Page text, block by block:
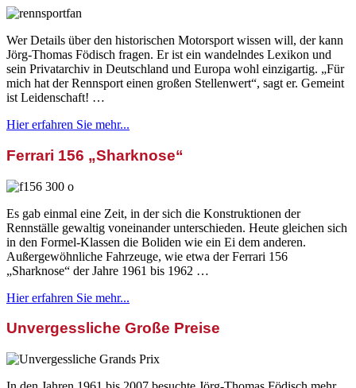
Wer Details über den historischen Motorsport wissen will, der kann
Jörg-Thomas Födisch fragen. Er ist ein wandelndes Lexikon und
sein Privatarchiv in Deutschland und Europa wohl einzigartig. „Für
mich hat der Rennsport einen großen Stellenwert“, sagt er. Gemeint
ist Leidenschaft! …
Hier erfahren Sie mehr...
Ferrari 156 „Sharknose“
Es gab einmal eine Zeit, in der sich die Konstruktionen der
Rennställe gewaltig voneinander unterschieden. Heute gleichen sich
in den Formel-Klassen die Boliden wie ein Ei dem anderen.
Außergewöhnliche Fahrzeuge, wie etwa der Ferrari 156
„Sharknose“ der Jahre 1961 bis 1962 …
Hier erfahren Sie mehr...
Unvergessliche Große Preise